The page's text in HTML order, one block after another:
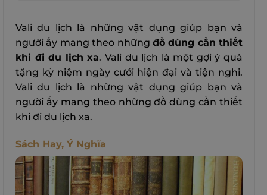
Vali du lịch là những vật dụng giúp bạn và
người ấy mang theo những đồ dùng cần thiết
khi đi du lịch xa. Vali du lịch là một gợi ý quà
tặng kỷ niệm ngày cưới hiện đại và tiện nghi.
Vali du lịch là những vật dụng giúp bạn và
người ấy mang theo những đồ dùng cần thiết
khi đi du lịch xa.
Sách Hay, Ý Nghĩa